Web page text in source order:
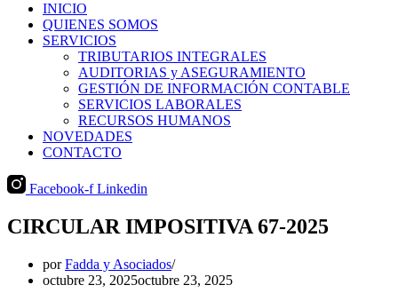
INICIO
QUIENES SOMOS
SERVICIOS
TRIBUTARIOS INTEGRALES
AUDITORIAS y ASEGURAMIENTO
GESTIÓN DE INFORMACIÓN CONTABLE
SERVICIOS LABORALES
RECURSOS HUMANOS
NOVEDADES
CONTACTO
Facebook-f Linkedin
CIRCULAR IMPOSITIVA 67-2025
porFadda y Asociados
octubre 23, 2025octubre 23, 2025